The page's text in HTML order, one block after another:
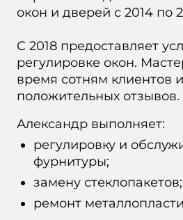
окон и дверей с 2014 по
С 2018 предоставляет
регулировке окон.
время сотням клиентов
положительных отзывов.
Александр выполняет:
регулировку и
фурнитуры;
замену стеклопакетов;
ремонт